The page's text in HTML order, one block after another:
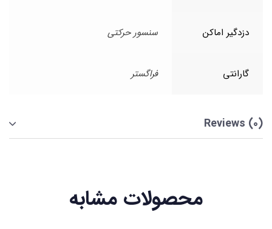
دزدگیر اماکن سنسور حرکتی
گارانتی فراگستر
Reviews (0)
محصولات مشابه